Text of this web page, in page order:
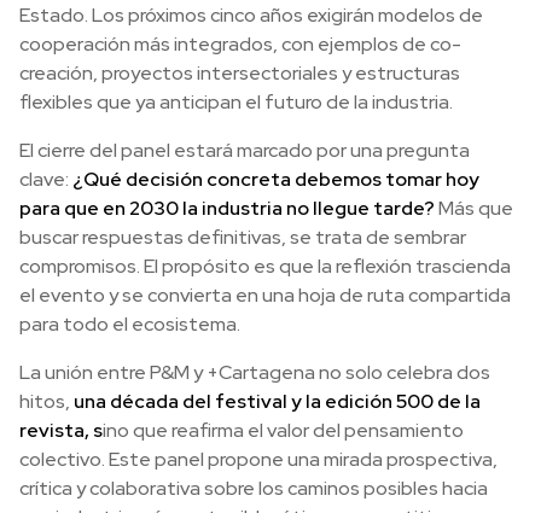
Estado. Los próximos cinco años exigirán modelos de
cooperación más integrados, con ejemplos de co-
creación, proyectos intersectoriales y estructuras
flexibles que ya anticipan el futuro de la industria.
El cierre del panel estará marcado por una pregunta
clave: ¿Qué decisión concreta debemos tomar hoy
para que en 2030 la industria no llegue tarde?Más que
buscar respuestas definitivas, se trata de sembrar
compromisos. El propósito es que la reflexión trascienda
el evento y se convierta en una hoja de ruta compartida
para todo el ecosistema.
La unión entre P&M y +Cartagena no solo celebra dos
hitos, una década del festival y la edición 500 de la
revista, sino que reafirma el valor del pensamiento
colectivo. Este panel propone una mirada prospectiva,
crítica y colaborativa sobre los caminos posibles hacia